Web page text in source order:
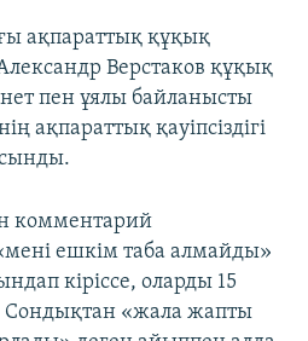
ақпараттық құқық
Верстаков құқық
пен ұялы байланысты
ақпараттық қауіпсіздігі
комментарий
ешкім таба алмайды»
кіріссе, оларды 15
Сондықтан «жала жапты